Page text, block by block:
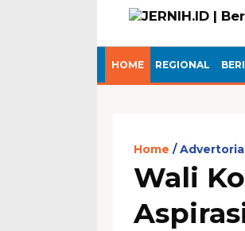
HOME REGIONAL
Home
Wali